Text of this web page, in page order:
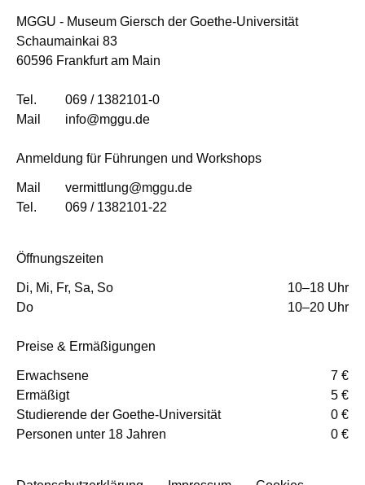
MGGU - Museum Giersch der Goethe-Universität
Schaumainkai 83
60596 Frankfurt am Main
Tel.
069 / 1382101-0
Mail
info@mggu.de
Anmeldung für Führungen und Workshops
Mail
vermittlung@mggu.de
Tel.
069 / 1382101-22
Öffnungszeiten
Di, Mi, Fr, Sa, So
10–18 Uhr
Do
10–20 Uhr
Preise & Ermäßigungen
Erwachsene
7 €
Ermäßigt
5 €
Studierende der Goethe-Universität
0 €
Personen unter 18 Jahren
0 €